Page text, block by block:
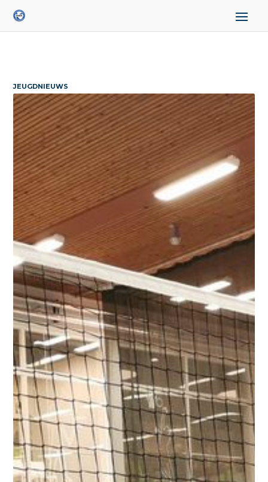
JEUGDNIEUWS